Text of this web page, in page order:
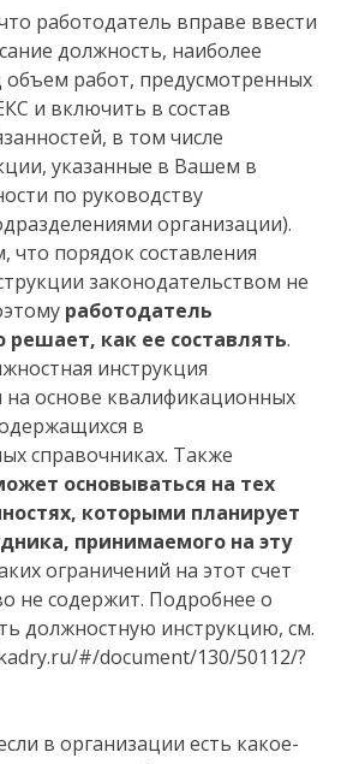
работодатель вправе ввести
должность, наиболее
работ, предусмотренных
и включить в состав
в том числе
указанные в Вашем в
по руководству
организации).
что порядок составления
законодательством не
работодатель
решает, как ее составлять.
инструкция
на основе квалификационных
в
справочниках. Также
основываться на тех
которыми планирует
принимаемого на эту
ограничений на этот счет
не содержит. Подробнее о
должностную инструкцию, см.
#/document/130/50112/?
в организации есть какое-